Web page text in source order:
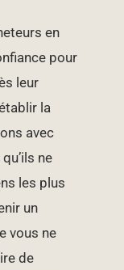
en
pour
leur
la
avec
ne
les plus
un
vous ne
de